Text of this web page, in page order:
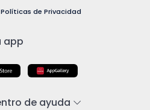
Políticas de Privacidad
app
de ayuda